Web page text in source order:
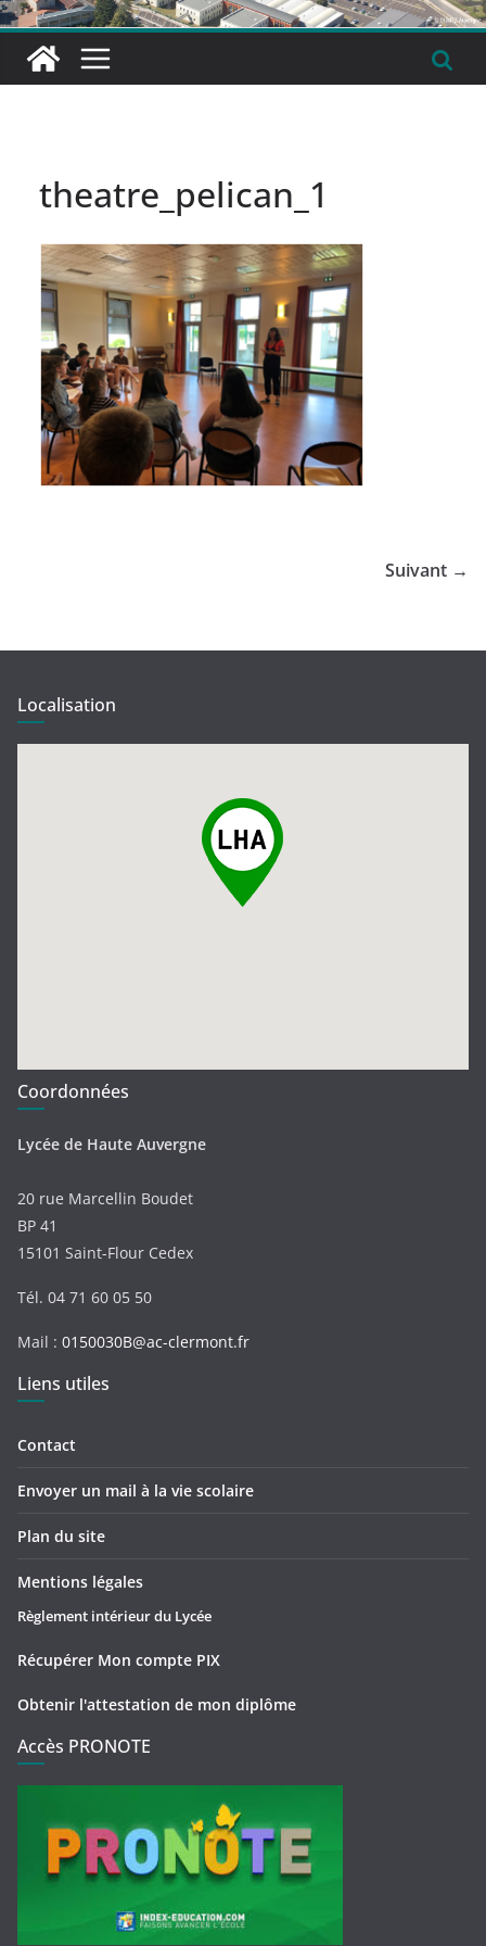
theatre_pelican_1
Suivant →
Localisation
Coordonnées
Lycée de Haute Auvergne
20 rue Marcellin Boudet
BP 41
15101 Saint-Flour Cedex
Tél. 04 71 60 05 50
Mail : 0150030B@ac-clermont.fr
Liens utiles
Contact
Envoyer un mail à la vie scolaire
Plan du site
Mentions légales
Règlement intérieur du Lycée
Récupérer Mon compte PIX
Obtenir l'attestation de mon diplôme
Accès PRONOTE